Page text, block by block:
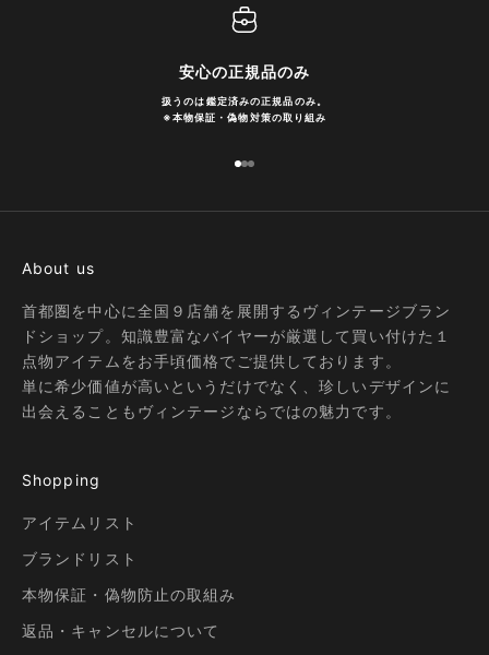
安心の正規品のみ
扱うのは鑑定済みの正規品のみ。
※本物保証・偽物対策の取り組み
I18n Error: Missing interpolation
I18n Error: Missing interpolation
I18n Error: Missing interpolation
About us
首都圏を中心に全国９店舗を展開するヴィンテージブラン
ドショップ。知識豊富なバイヤーが厳選して買い付けた１
点物アイテムをお手頃価格でご提供しております。
単に希少価値が高いというだけでなく、珍しいデザインに
出会えることもヴィンテージならではの魅力です。
Shopping
アイテムリスト
ブランドリスト
本物保証・偽物防止の取組み
返品・キャンセルについて